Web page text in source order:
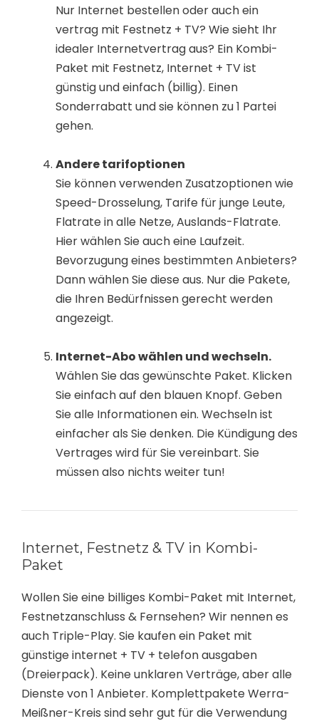
Nur Internet bestellen oder auch ein
vertrag mit Festnetz + TV? Wie sieht Ihr
idealer Internetvertrag aus? Ein Kombi-
Paket mit Festnetz, Internet + TV ist
günstig und einfach (billig). Einen
Sonderrabatt und sie können zu 1 Partei
gehen.
Andere tarifoptionen
Sie können verwenden Zusatzoptionen wie
Speed-Drosselung, Tarife für junge Leute,
Flatrate in alle Netze, Auslands-Flatrate.
Hier wählen Sie auch eine Laufzeit.
Bevorzugung eines bestimmten Anbieters?
Dann wählen Sie diese aus. Nur die Pakete,
die Ihren Bedürfnissen gerecht werden
angezeigt.
Internet-Abo wählen und wechseln.
Wählen Sie das gewünschte Paket. Klicken
Sie einfach auf den blauen Knopf. Geben
Sie alle Informationen ein. Wechseln ist
einfacher als Sie denken. Die Kündigung des
Vertrages wird für Sie vereinbart. Sie
müssen also nichts weiter tun!
Internet, Festnetz & TV in Kombi-
Paket
Wollen Sie eine billiges Kombi-Paket mit Internet,
Festnetzanschluss & Fernsehen? Wir nennen es
auch Triple-Play. Sie kaufen ein Paket mit
günstige internet + TV + telefon ausgaben
(Dreierpack). Keine unklaren Verträge, aber alle
Dienste von 1 Anbieter. Komplettpakete Werra-
Meißner-Kreis sind sehr gut für die Verwendung